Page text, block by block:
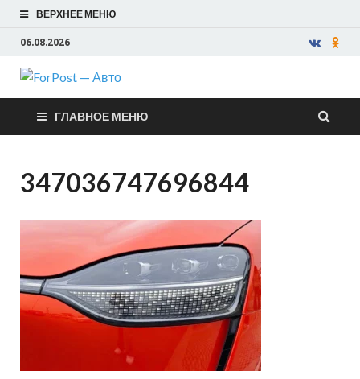
ВЕРХНЕЕ МЕНЮ
06.08.2026
ForPost —
Авто
ГЛАВНОЕ МЕНЮ
347036747696844